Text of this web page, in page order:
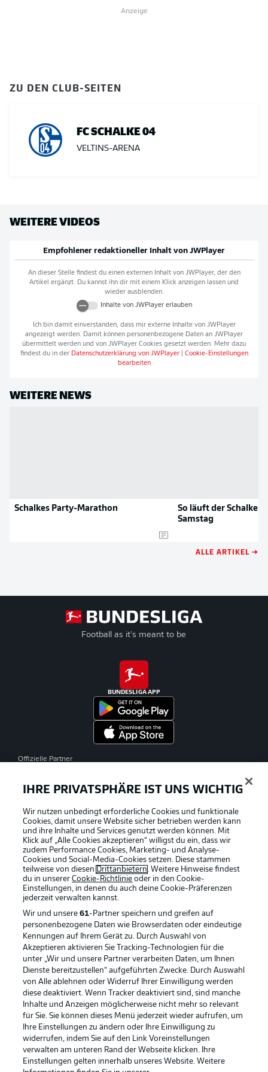
Anzeige
ZU DEN CLUB-SEITEN
FC SCHALKE 04
VELTINS-ARENA
WEITERE VIDEOS
Empfohlener redaktioneller Inhalt von JWPlayer
An dieser Stelle findest du einen externen Inhalt von JWPlayer, der den
Artikel ergänzt. Du kannst ihn dir mit einem Klick anzeigen lassen und
wieder ausblenden.
Inhalte von JWPlayererlauben
Ich bin damit einverstanden, dass mir externe Inhalte von JWPlayer
angezeigt werden. Damit können personenbezogene Daten an JWPlayer
übermittelt werden und von JWPlayer Cookies gesetzt werden. Mehr dazu
findest du in der Datenschutzerklärung von JWPlayer| Cookie-Einstellungen
bearbeiten
WEITERE NEWS
Schalkes Party-Marathon
So läuft der Schalker
Samstag
ALLE ARTIKEL →
Football as it's meant to be
BUNDESLIGA APP
Offizielle Partner
Rechtliche Hinweise Voreinstellungen verwalten
Datenschutz Nutzungsbedingungen
Broadcaster Kontakt
Jobs Impressum
Partner Spieler
Liveticker
IHRE PRIVATSPHÄRE IST UNS WICHTIG
Wir nutzen unbedingt erforderliche Cookies und funktionale
Cookies, damit unsere Website sicher betrieben werden kann
und ihre Inhalte und Services genutzt werden können. Mit
Klick auf „Alle Cookies akzeptieren“ willigst du ein, dass wir
zudem Performance Cookies, Marketing- und Analyse-
Cookies und Social-Media-Cookies setzen. Diese stammen
teilweise von diesen Drittanbietern. Weitere Hinweise findest
du in unsererCookie-Richtlinie oder in den Cookie-
Einstellungen, in denen du auch deine Cookie-Präferenzen
jederzeit verwalten kannst.
Wir und unsere61-Partner speichern und greifen auf
personenbezogene Daten wie Browserdaten oder eindeutige
Kennungen auf Ihrem Gerät zu. Durch Auswahl von
Akzeptieren aktivieren Sie Tracking-Technologien für die
unter „Wir und unsere Partner verarbeiten Daten, um Ihnen
Dienste bereitzustellen“ aufgeführten Zwecke. Durch Auswahl
von Alle ablehnen oder Widerruf Ihrer Einwilligung werden
diese deaktiviert. Wenn Tracker deaktiviert sind, sind manche
Inhalte und Anzeigen möglicherweise nicht mehr so relevant
für Sie. Sie können dieses Menü jederzeit wieder aufrufen, um
Ihre Einstellungen zu ändern oder Ihre Einwilligung zu
widerrufen, indem Sie auf den Link Voreinstellungen
verwalten am unteren Rand der Webseite klicken. Ihre
Einstellungen gelten innerhalb unseres Website. Weitere